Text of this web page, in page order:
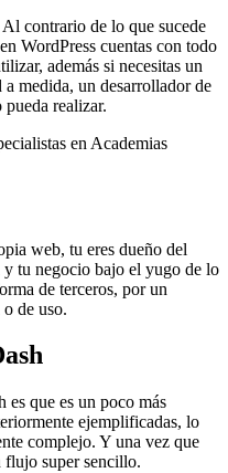
contrario de lo que sucede
WordPress cuentas con todo
además si necesitas un
medida, un desarrollador de
realizar.
en Academias
web, tu eres dueño del
y tu negocio bajo el yugo de lo
de terceros, por un
de uso.
es que es un poco más
ejemplificadas, lo
complejo. Y una vez que
flujo super sencillo.